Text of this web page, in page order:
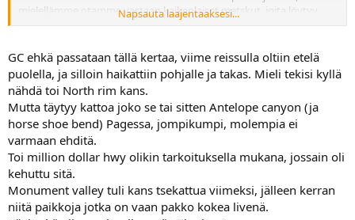
mielellämme otamme vastaan kaikenlaiset matskut, joita löytyy.
Pistän privaa.
Hyvältä kuulostaa teilläkin. Reittinne Arizona-Colorado välillä on
ihan samoissa maisemissa missä olimme vuosi sitten keväällä
(http://tinyurl.com/leqf4uz).
Oletteko ajatelleet käydä Grand Canyonia vilkaisemassa tuossa ohi
mennessänne, vai ohittaa pohjoisen puolelta? Pohjoispuolella Jacob
Lake Lodge on kiva yöpaikka, löytyy sekä hotellihuoneita että
mökkejä. Lähistöllä ei ole juuri yhtään mitään, ja yöllä tähtitaivas
vetää vertoja Mt Cookin juurella leiriytyessä nähdylle.
Monument Valley on myös matkanne varrella, ja ex-maanmittarina
oli pakko käydä Four Cornersissa, vaikka kolho inkkareiden
Napsauta laajentaaksesi...
GC ehkä passataan tällä kertaa, viime reissulla oltiin etelä
puolella, ja silloin haikattiin pohjalle ja takas. Mieli tekisi kyllä
nähdä toi North rim kans.
Mutta täytyy kattoa joko se tai sitten Antelope canyon (ja
horse shoe bend) Pagessa, jompikumpi, molempia ei
varmaan ehditä.
Toi million dollar hwy olikin tarkoituksella mukana, jossain oli
kehuttu sitä.
Monument valley tuli kans tsekattua viimeksi, jälleen kerran
niitä paikkoja jotka on vaan pakko kokea livenä.